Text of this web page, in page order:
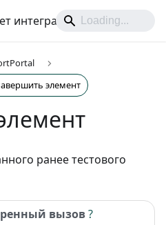
интеграций
элемент
ранее тестового
вызов?